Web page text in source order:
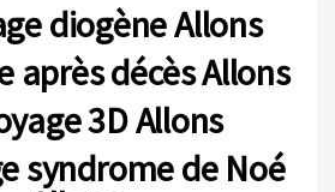
diogène Allons
après décès Allons
3D Allons
syndrome de Noé